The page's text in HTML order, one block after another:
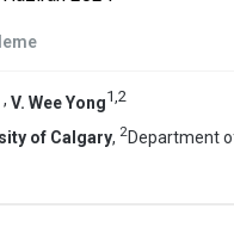
, V. Wee Yong1,2
of Calgary, 2Department